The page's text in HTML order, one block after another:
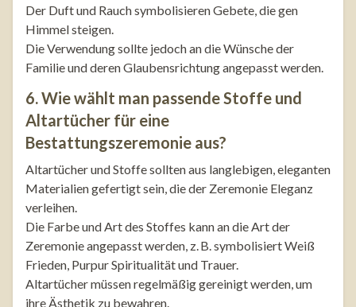
Der Duft und Rauch symbolisieren Gebete, die gen
Himmel steigen.
Die Verwendung sollte jedoch an die Wünsche der
Familie und deren Glaubensrichtung angepasst werden.
6. Wie wählt man passende Stoffe und
Altartücher für eine
Bestattungszeremonie aus?
Altartücher und Stoffe sollten aus langlebigen, eleganten
Materialien gefertigt sein, die der Zeremonie Eleganz
verleihen.
Die Farbe und Art des Stoffes kann an die Art der
Zeremonie angepasst werden, z. B. symbolisiert Weiß
Frieden, Purpur Spiritualität und Trauer.
Altartücher müssen regelmäßig gereinigt werden, um
ihre Ästhetik zu bewahren.